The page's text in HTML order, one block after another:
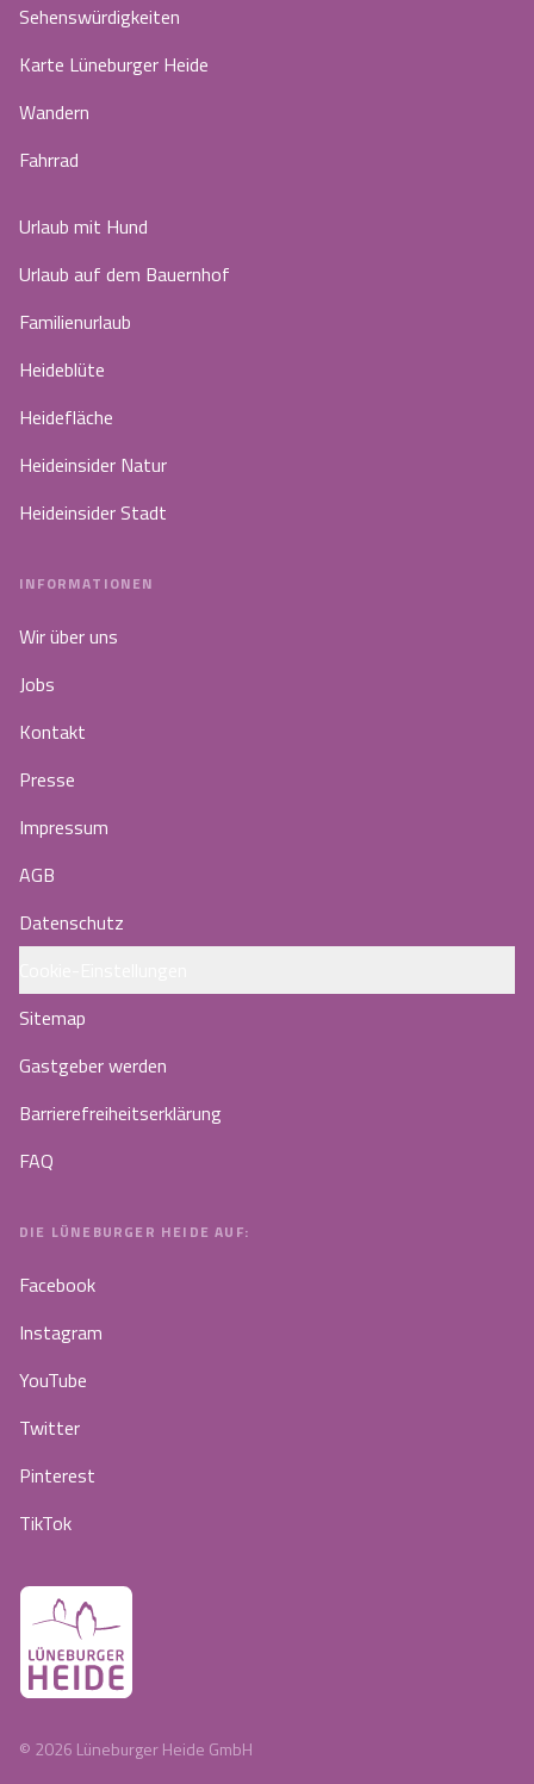
Sehenswürdigkeiten
Karte Lüneburger Heide
Wandern
Fahrrad
Urlaub mit Hund
Urlaub auf dem Bauernhof
Familienurlaub
Heideblüte
Heidefläche
Heideinsider Natur
Heideinsider Stadt
INFORMATIONEN
Wir über uns
Jobs
Kontakt
Presse
Impressum
AGB
Datenschutz
Sitemap
Gastgeber werden
Barrierefreiheitserklärung
FAQ
DIE LÜNEBURGER HEIDE AUF:
Facebook
Instagram
YouTube
Twitter
Pinterest
TikTok
© 2026 Lüneburger Heide GmbH